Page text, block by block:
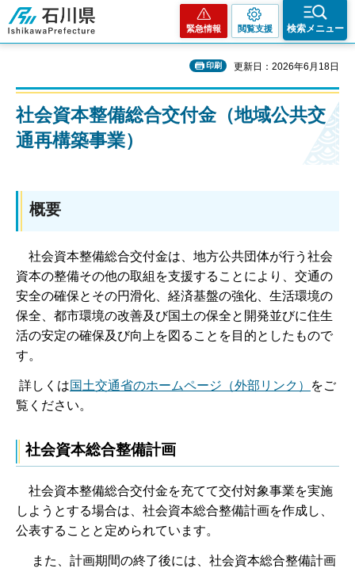
石川県
緊急情報 閲覧支援 検索メニュー
印刷 更新日：2026年6月18日
社会資本整備総合交付金（地域公共交
通再構築事業）
概要
社会資本整備総合交付金は、地方公共団体が行う社会
資本の整備その他の取組を支援することにより、交通の
安全の確保とその円滑化、経済基盤の強化、生活環境の
保全、都市環境の改善及び国土の保全と開発並びに住生
活の安定の確保及び向上を図ることを目的としたもので
す。
詳しくは国土交通省のホームページ（外部リンク）
をご
覧ください。
社会資本総合整備計画
社会資本整備総合交付金を充てて交付対象事業を実施
しようとする場合は、社会資本総合整備計画を作成し、
公表することと定められています。
また、計画期間の終了後には、社会資本総合整備計画